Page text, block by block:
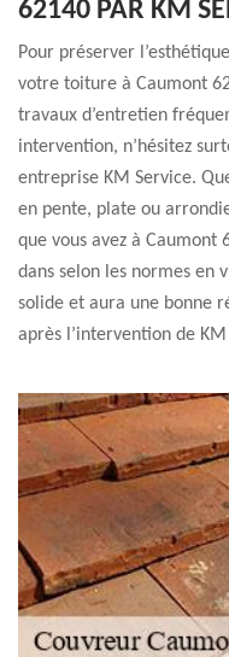
62140 PAR KM
Pour préserver
votre toiture à Caumont
travaux d’entretien
intervention, n’hésitez
entreprise KM Service.
en pente, plate ou
que vous avez à Caumont
dans selon les normes en
solide et aura une bonne
après l’intervention de KM